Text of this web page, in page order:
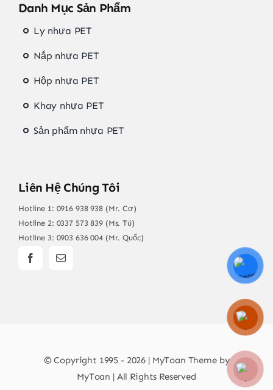
Danh Mục Sản Phẩm
Ly nhựa PET
Nắp nhựa PET
Hộp nhựa PET
Khay nhựa PET
Sản phẩm nhựa PET
Liên Hệ Chúng Tôi
Hotline 1: 0916 938 938 (Mr. Cơ)
Hotline 2: 0337 573 839 (Ms. Tú)
Hotline 3: 0903 636 004 (Mr. Quốc)
© Copyright 1995 - 2026 | MyToan Theme by
MyToan | All Rights Reserved